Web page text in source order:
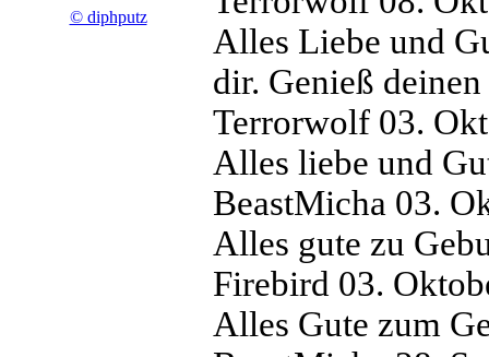
© diphputz
Alles Liebe und
dir. Genieß
Terrorwolf 03.
Alles liebe und
BeastMicha 03.
Alles gute zu
Firebird 03.
Alles Gute zum